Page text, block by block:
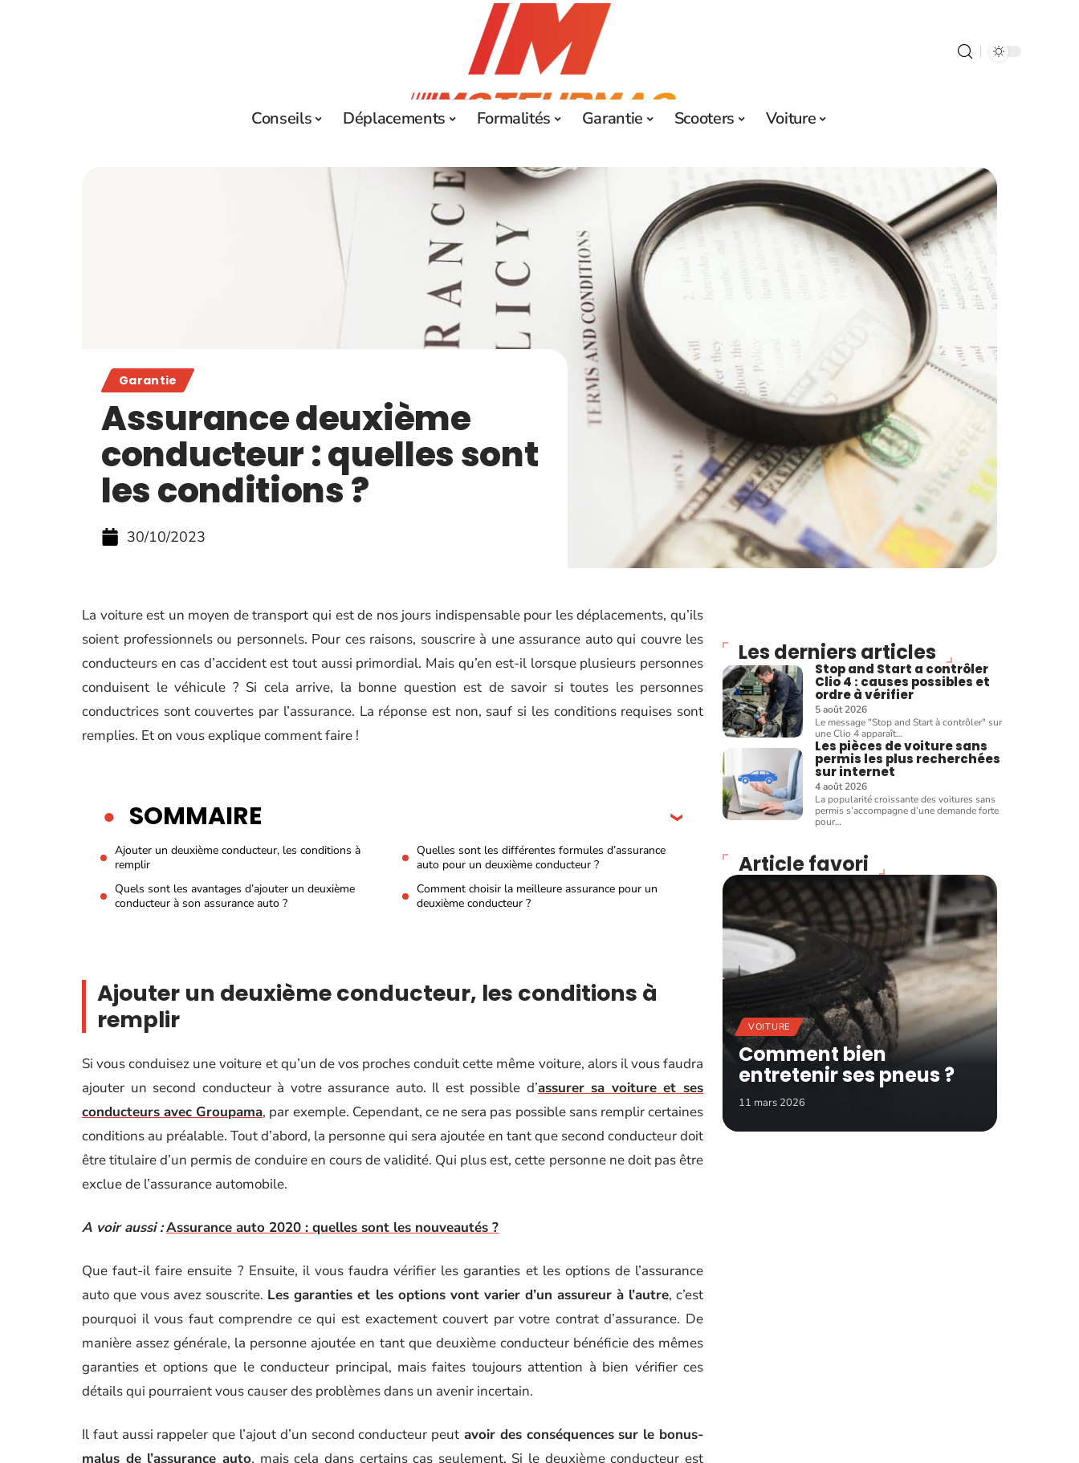
Conseils Déplacements Formalités Garantie Scooters Voiture
Garantie
Assurance deuxième
conducteur : quelles sont
les conditions ?
30/10/2023
La voiture est un moyen de transport qui est de nos jours indispensable pour les déplacements, qu’ils
soient professionnels ou personnels. Pour ces raisons, souscrire à une assurance auto qui couvre les
conducteurs en cas d’accident est tout aussi primordial. Mais qu’en est-il lorsque plusieurs personnes
conduisent le véhicule ? Si cela arrive, la bonne question est de savoir si toutes les personnes
conductrices sont couvertes par l’assurance. La réponse est non, sauf si les conditions requises sont
remplies. Et on vous explique comment faire !
SOMMAIRE
Ajouter un deuxième conducteur, les conditions à
remplir
Quelles sont les différentes formules d’assurance
auto pour un deuxième conducteur ?
Quels sont les avantages d’ajouter un deuxième
conducteur à son assurance auto ?
Comment choisir la meilleure assurance pour un
deuxième conducteur ?
Ajouter un deuxième conducteur, les conditions à
remplir
Si vous conduisez une voiture et qu’un de vos proches conduit cette même voiture, alors il vous faudra
ajouter un second conducteur à votre assurance auto. Il est possible d’assurer sa voiture et ses
conducteurs avec Groupama, par exemple. Cependant, ce ne sera pas possible sans remplir certaines
conditions au préalable. Tout d’abord, la personne qui sera ajoutée en tant que second conducteur doit
être titulaire d’un permis de conduire en cours de validité. Qui plus est, cette personne ne doit pas être
exclue de l’assurance automobile.
A voir aussi :Assurance auto 2020 : quelles sont les nouveautés ?
Que faut-il faire ensuite ? Ensuite, il vous faudra vérifier les garanties et les options de l’assurance
auto que vous avez souscrite. Les garanties et les options vont varier d’un assureur à l’autre, c’est
pourquoi il vous faut comprendre ce qui est exactement couvert par votre contrat d’assurance. De
manière assez générale, la personne ajoutée en tant que deuxième conducteur bénéficie des mêmes
garanties et options que le conducteur principal, mais faites toujours attention à bien vérifier ces
détails qui pourraient vous causer des problèmes dans un avenir incertain.
Il faut aussi rappeler que l’ajout d’un second conducteur peut avoir des conséquences sur le bonus-
malus de l’assurance auto, mais cela dans certains cas seulement. Si le deuxième conducteur est
Les derniers articles
Stop and Start a contrôler
Clio 4 : causes possibles et
ordre à vérifier
5 août 2026
Le message "Stop and Start à contrôler" sur
une Clio 4 apparaît…
Les pièces de voiture sans
permis les plus recherchées
sur internet
4 août 2026
La popularité croissante des voitures sans
permis s’accompagne d’une demande forte
pour…
Article favori
VOITURE
Comment bien
entretenir ses pneus ?
11 mars 2026